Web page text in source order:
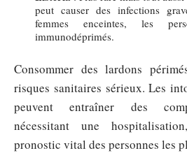
peut causer des infections
femmes enceintes, les
immunodéprimés.
Consommer des lardons
risques sanitaires sérieux. Les
peuvent entraîner des
nécessitant une
pronostic vital des personnes les